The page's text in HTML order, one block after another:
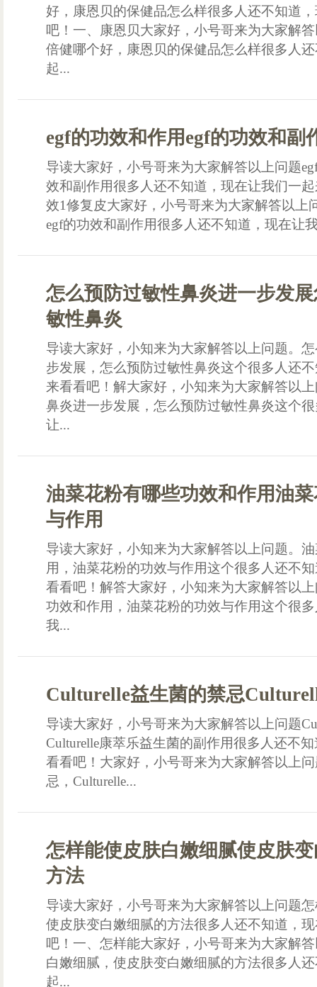
好，康恩贝的保健品怎么样很多人还不知道
吧！一、康恩贝大家好，小号哥来为大家解
倍健哪个好，康恩贝的保健品怎么样很多人
起...
egf的功效和作用egf的功效和副
导读大家好，小号哥来为大家解答以上问题
效和副作用很多人还不知道，现在让我们一
效1修复皮大家好，小号哥来为大家解答以上
egf的功效和副作用很多人还不知道，现在让
怎么预防过敏性鼻炎进一步发
敏性鼻炎
导读大家好，小知来为大家解答以上问题。
步发展，怎么预防过敏性鼻炎这个很多人还
来看看吧！解大家好，小知来为大家解答以
鼻炎进一步发展，怎么预防过敏性鼻炎这个
让...
油菜花粉有哪些功效和作用油
与作用
导读大家好，小知来为大家解答以上问题。
用，油菜花粉的功效与作用这个很多人还不
看看吧！解答大家好，小知来为大家解答以
功效和作用，油菜花粉的功效与作用这个很
我...
Culturelle益生菌的禁忌
导读大家好，小号哥来为大家解答以上问题
Culturelle康萃乐益生菌的副作用很多人还不
看看吧！大家好，小号哥来为大家解答以上
忌，Culturelle...
怎样能使皮肤白嫩细腻使皮肤
方法
导读大家好，小号哥来为大家解答以上问题
使皮肤变白嫩细腻的方法很多人还不知道，
吧！一、怎样能大家好，小号哥来为大家解
白嫩细腻，使皮肤变白嫩细腻的方法很多人
起...